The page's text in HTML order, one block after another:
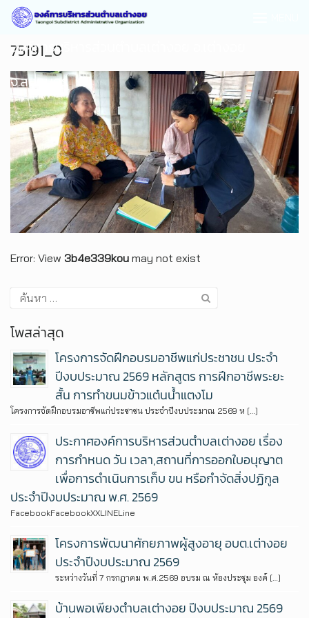
องค์การบริหารส่วนตำบลเต่างอย อ.เต่างอย
จ.สกลนคร
75191_0
Error: View 3b4e339kou may not exist
โพสล่าสุด
โครงการจัดฝึกอบรมอาชีพแก่ประชาชน ประจำ
ปีงบประมาณ 2569 หลักสูตร การฝึกอาชีพระยะ
สั้น การทำขนมข้าวแต๋นน้ำแตงโม
โครงการจัดฝึกอบรมอาชีพแก่ประชาชน ประจำปีงบประมาณ 2569 ห […]
ประกาศองค์การบริหารส่วนตำบลเต่างอย เรื่อง
การกำหนด วัน เวลา,สถานที่การออกใบอนุญาต
เพื่อการดำเนินการเก็บ ขน หรือกำจัดสิ่งปฏิกูล
ประจำปีงบประมาณ พ.ศ. 2569
FacebookFacebookXXLINELine
โครงการพัฒนาศักยภาพผู้สูงอายุ อบต.เต่างอย
ประจำปีงบประมาณ 2569
ระหว่างวันที่ 7 กรกฎาคม พ.ศ.2569 อบรม ณ ห้องประชุม องค์ […]
บ้านพอเพียงตำบลเต่างอย ปีงบประมาณ 2569